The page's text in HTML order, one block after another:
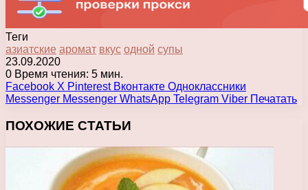
Теги
азиатские аромат вкус одной супы
23.09.2020
0 Время чтения: 5 мин.
Facebook X Pinterest Вконтакте Одноклассники
Messenger Messenger WhatsApp Telegram Viber Печатать
ПОХОЖИЕ СТАТЬИ